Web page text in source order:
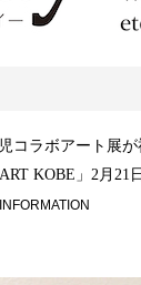
コラボアート展が
KOBE」2月21